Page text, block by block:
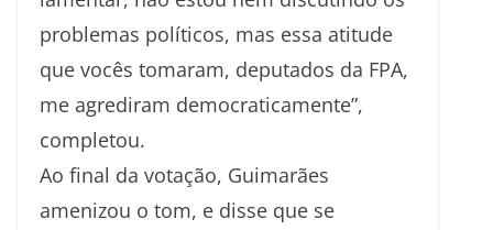
problemas políticos, mas essa atitude
que vocês tomaram, deputados da FPA,
me agrediram democraticamente”,
completou.
Ao final da votação, Guimarães
amenizou o tom, e disse que se